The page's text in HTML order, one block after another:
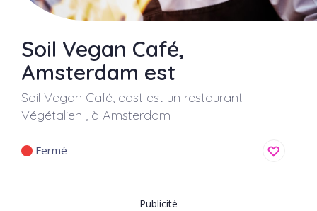
Soil Vegan Café,
Amsterdam est
Soil Vegan Café, east est un restaurant
Végétalien , à Amsterdam .
Fermé
Publicité